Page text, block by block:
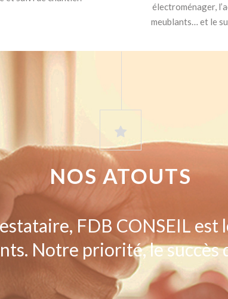
électroménager,
meublants… et le
NOS ATOUTS
FDB CONSEIL est
Notre priorité, le succès